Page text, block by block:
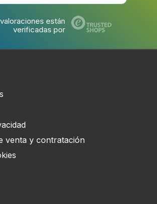
están
verificadas por
venta y contratación